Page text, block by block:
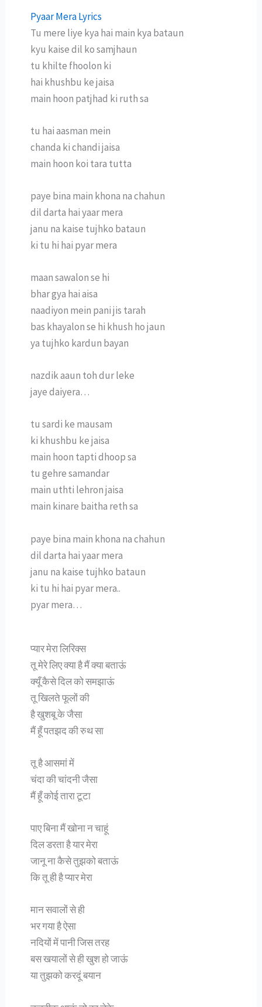
Pyaar Mera Lyrics
Tu mere liye kya hai main kya bataun
kyu kaise dil ko samjhaun
tu khilte fhoolon ki
hai khushbu ke jaisa
main hoon patjhad ki ruth sa
tu hai aasman mein
chanda ki chandi jaisa
main hoon koi tara tutta
paye bina main khona na chahun
dil darta hai yaar mera
janu na kaise tujhko bataun
ki tu hi hai pyar mera
maan sawalon se hi
bhar gya hai aisa
naadiyon mein pani jis tarah
bas khayalon se hi khush ho jaun
ya tujhko kardun bayan
nazdik aaun toh dur leke
jaye daiyera…
tu sardi ke mausam
ki khushbu ke jaisa
main hoon tapti dhoop sa
tu gehre samandar
main uthti lehron jaisa
main kinare baitha reth sa
paye bina main khona na chahun
dil darta hai yaar mera
janu na kaise tujhko bataun
ki tu hi hai pyar mera..
pyar mera…
प्यार मेरा लिरिक्स
तू मेरे लिए क्या है मैं क्या बताऊं
क्यूँ कैसे दिल को समझाऊं
तू खिलते फूलों की
है खुशबू के जैसा
मैं हूँ पतझद की रुथ सा
तू है आसमां में
चंदा की चांदनी जैसा
मैं हूँ कोई तारा टूटा
पाए बिना मैं खोना न चाहूं
दिल डरता है यार मेरा
जानू ना कैसे तुझको बताऊं
कि तू ही है प्यार मेरा
मान सवालों से ही
भर गया है ऐसा
नदियों में पानी जिस तरह
बस खयालों से ही खुश हो जाऊं
या तुझको करदूं बयान